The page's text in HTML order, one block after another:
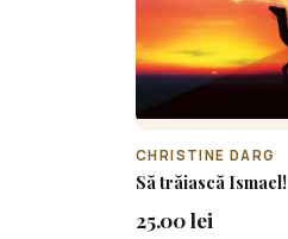
CHRISTINE DARG
Să trăiască Ismael!
25.00 lei